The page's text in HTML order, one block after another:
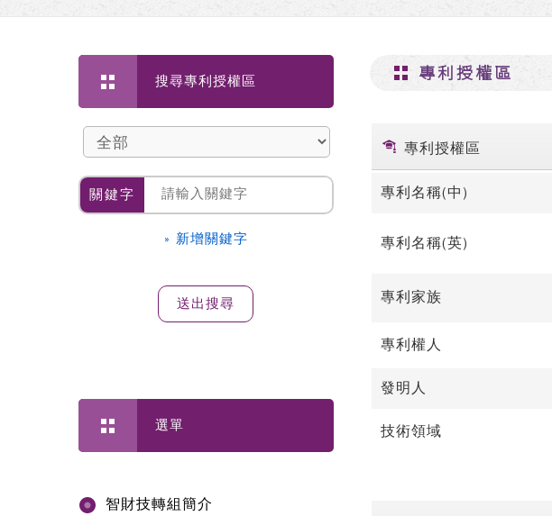
搜尋專利授權區
關鍵字
» 新增關鍵字
選單
智財技轉組簡介
專利授權區
專利授權區
專利名稱(中)
專利名稱(英)
專利家族
專利權人
發明人
技術領域